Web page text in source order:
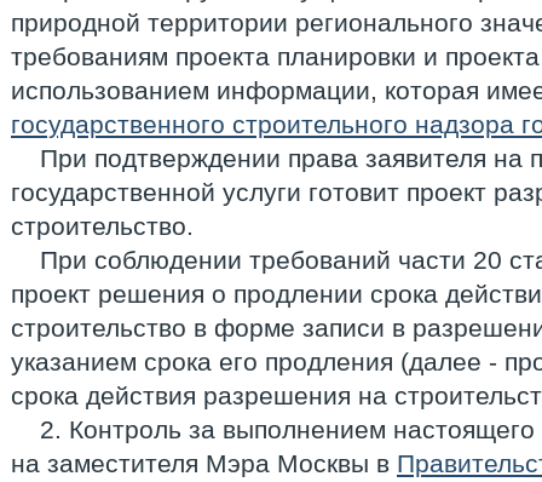
природной территории регионального
требованиям проекта планировки и
использованием информации, которая
государственного строительного надзора
При подтверждении права заявителя на
государственной услуги готовит проект
строительство.
При соблюдении требований части 20
проект решения о продлении срока
строительство в форме записи в
указанием срока его продления (далее -
срока действия разрешения на
2. Контроль за выполнением
на заместителя Мэра Москвы в